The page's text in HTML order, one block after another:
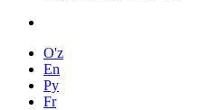
O'z
En
Ру
Fr